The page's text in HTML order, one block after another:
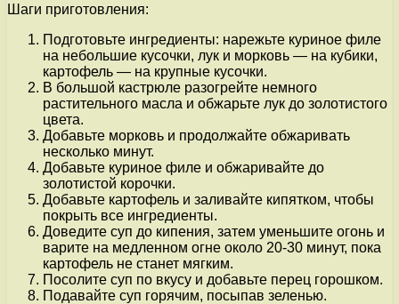
Шаги приготовления:
Подготовьте ингредиенты: нарежьте куриное филе
на небольшие кусочки, лук и морковь — на кубики,
картофель — на крупные кусочки.
В большой кастрюле разогрейте немного
растительного масла и обжарьте лук до золотистого
цвета.
Добавьте морковь и продолжайте обжаривать
несколько минут.
Добавьте куриное филе и обжаривайте до
золотистой корочки.
Добавьте картофель и заливайте кипятком, чтобы
покрыть все ингредиенты.
Доведите суп до кипения, затем уменьшите огонь и
варите на медленном огне около 20-30 минут, пока
картофель не станет мягким.
Посолите суп по вкусу и добавьте перец горошком.
Подавайте суп горячим, посыпав зеленью.